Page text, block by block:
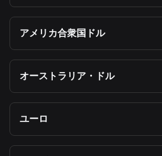
アメリカ合衆国ドル
オーストラリア・ドル
ユーロ